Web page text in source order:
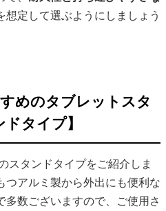
定して選ぶようにしましょう
めのタブレットスタ
タイプ】
スタンドタイプをご紹介しま
つアルミ製から外出にも便利な
数ございますので、ご使用さ